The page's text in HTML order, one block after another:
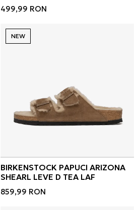
499,99 RON
NEW
BIRKENSTOCK PAPUCI ARIZONA
SHEARL LEVE D TEA LAF
859,99 RON